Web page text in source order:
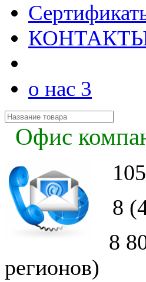
о нас 3
Офис
8
8
регионов)